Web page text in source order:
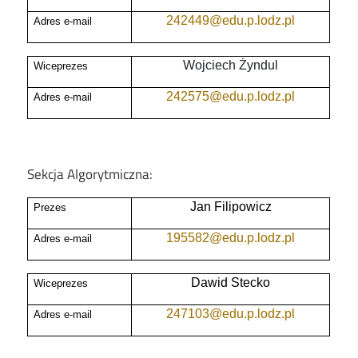
Adres e-mail 242449@edu.p.lodz.pl
Wiceprezes Wojciech Żyndul
Adres e-mail 242575@edu.p.lodz.pl
Sekcja Algorytmiczna:
Prezes Jan Filipowicz
Adres e-mail 195582@edu.p.lodz.pl
Wiceprezes Dawid Stecko
Adres e-mail 247103@edu.p.lodz.pl